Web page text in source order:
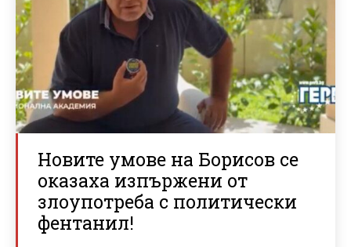
Новите умове на Борисов се
оказаха изпържени от
злоупотреба с политически
фентанил!